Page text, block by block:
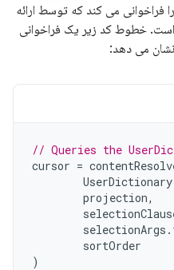
را فراخوانی می کند که توسط ارائه
خطوط کد زیر یک فراخوانی
نشان می دهد:
// Queries the
cursor =
UserDictionary
projection,
selectionArgs .
sortOrder
)